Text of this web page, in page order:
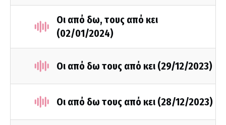
Οι από δω, τους από κει
(02/01/2024)
Οι από δω τους από κει (29/12/2023)
Οι από δω τους από κει (28/12/2023)